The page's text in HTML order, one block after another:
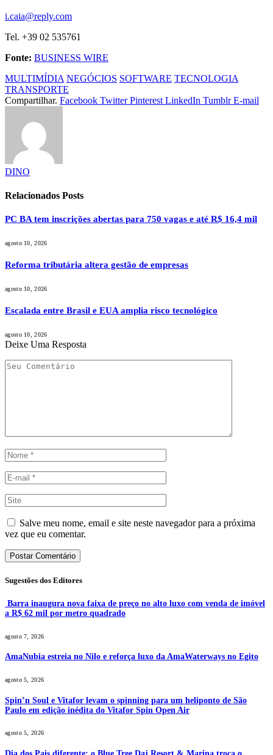
i.caia@reply.com
Tel. +39 02 535761
Fonte: BUSINESS WIRE
MULTIMÍDIA NEGÓCIOS SOFTWARE TECNOLOGIA
TRANSPORTE
Compartilhar. Facebook Twitter Pinterest LinkedIn Tumblr E-mail
DINO
Relacionados Posts
PC BA tem inscrições abertas para 750 vagas e até R$ 16,4 mil
agosto 10, 2026
Reforma tributária altera gestão de empresas
agosto 10, 2026
Escalada entre Brasil e EUA amplia risco tecnológico
agosto 10, 2026
Deixe Uma Resposta
Salve meu nome, email e site neste navegador para a próxima
vez que eu comentar.
Sugestões dos Editores
Barra inaugura nova faixa de preço no alto luxo com venda de imóvel
a R$ 62 mil por metro quadrado
agosto 7, 2026
AmaNubia estreia no Nilo e reforça luxo da AmaWaterways no Egito
agosto 5, 2026
Spin’n Soul e Vitafor levam o spinning para um heliponto de São
Paulo em edição inédita do Vitafor Spin Open Air
agosto 5, 2026